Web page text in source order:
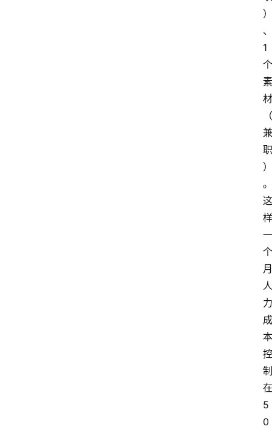
）
、
1
个
素
材
（
兼
职
）
。
这
样
一
个
月
人
力
成
本
控
制
在
5
0